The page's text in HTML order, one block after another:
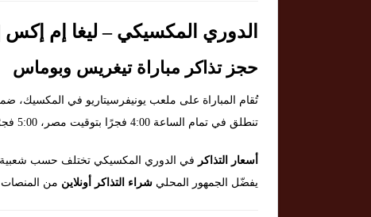
الدوري المكسيكي – ليغا إم إكس | مباريات
حجز تذاكر مباراة تيغريس وبوماس
تُقام المباراة على ملعب يونيفرسيتاريو في المكسيك،
تنطلق في تمام الساعة 4:00 فجرًا بتوقيت مصر، 5:00 فجرًا بتوقيت السعودية، و8:00 مساءً بتوقيت المكسيك.
أسعار التذاكر في الدوري المكسيكي تختلف حسب شعبية
يفضّل الجمهور المحلي شراء التذاكر أونلاين من المنصات